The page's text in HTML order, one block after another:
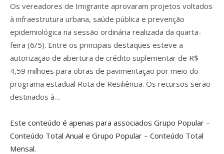
Os vereadores de Imigrante aprovaram projetos voltados
à infraestrutura urbana, saúde pública e prevenção
epidemiológica na sessão ordinária realizada da quarta-
feira (6/5). Entre os principais destaques esteve a
autorização de abertura de crédito suplementar de R$
4,59 milhões para obras de pavimentação por meio do
programa estadual Rota de Resiliência. Os recursos serão
destinados à…
Este conteúdo é apenas para associados Grupo Popular –
Conteúdo Total Anual e Grupo Popular – Conteúdo Total
Mensal.